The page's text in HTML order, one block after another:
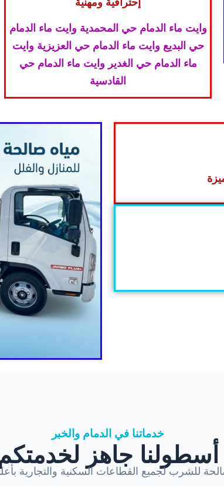
إحترافية ومهنية
وايت ماء الدمام حي المحمدية وايت ماء الدمام
حي البديع وايت ماء الدمام حي العزيزية وايت
ماء الدمام حي الغدير وايت ماء الدمام حي
القادسية
خدماتنا في الدمام والخبر
أسطولنا جاهز
للشرب لجميع القطاعات السكنية والتجارية